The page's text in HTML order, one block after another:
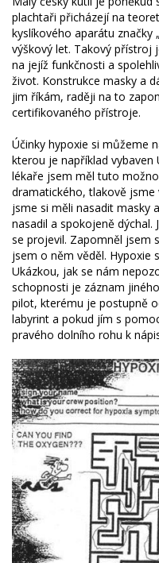
plachtaři přicházejí na
kyslíkového aparátu značky
výškový let. Takový přístroj
na jejíž funkčnosti a
život. Konstrukce masky a
jim říkám, raději na to
certifikovaného přístroje.
Účinky hypoxie si můžeme
kterou je například vybaven
lékaře jsem měl tuto
dramatického, tlakově
jsme si měli nasadit masky
nasadil a spokojeně dýchal.
se projevil. Zapomněl jsem
jsem o něm věděl. Hypoxie
Ukázkou, jak se nám
schopnosti je záznam
pilot, kterému je postupně
labyrint a pokud jím s
pravého dolního rohu k